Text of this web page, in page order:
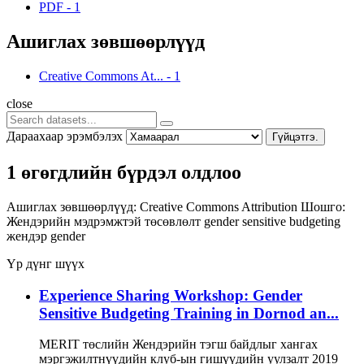
PDF - 1
Ашиглах зөвшөөрлүүд
Creative Commons At... - 1
close
Дараахаар эрэмбэлэх Гүйцэтгэ.
1 өгөгдлийн бүрдэл олдлоо
Ашиглах зөвшөөрлүүд: Creative Commons Attribution Шошго:
Жендэрийн мэдрэмжтэй төсөвлөлт gender sensitive budgeting
жендэр gender
Үр дүнг шүүх
Experience Sharing Workshop: Gender
Sensitive Budgeting Training in Dornod an...
MERIT төслийн Жендэрийн тэгш байдлыг хангах
мэргэжилтнүүдийн клуб-ын гишүүдийн уулзалт 2019